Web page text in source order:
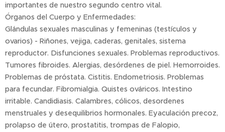
importantes de nuestro segundo centro vital.
Órganos del Cuerpo y Enfermedades:
Glándulas sexuales masculinas y femeninas (testículos y
ovarios) - Riñones, vejiga, caderas, genitales, sistema
reproductor. Disfunciones sexuales. Problemas reproductivos.
Tumores fibroides. Alergias, desórdenes de piel. Hemorroides.
Problemas de próstata. Cistitis. Endometriosis. Problemas
para fecundar. Fibromialgia. Quistes ováricos. Intestino
irritable. Candidiasis. Calambres, cólicos, desordenes
menstruales y desequilibrios hormonales. Eyaculación precoz,
prolapso de útero, prostatitis, trompas de Falopio,